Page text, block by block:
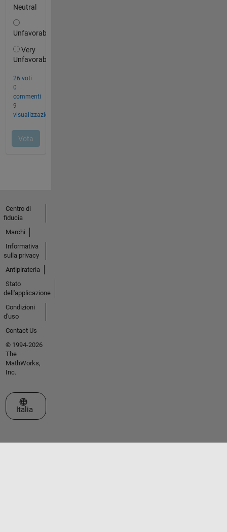
Centro di
fiducia
Marchi
Informativa
sulla privacy
Antipirateria
Stato
dell'applicazione
Condizioni
d'uso
Contact Us
© 1994-2026
The
MathWorks,
Inc.
Seleziona un sito web
Italia